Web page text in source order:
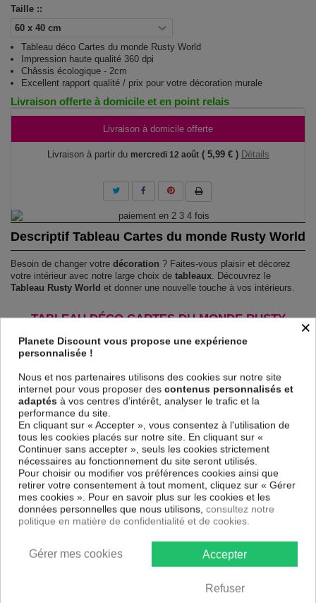
Taille ::
Tableau déco Cartes du monde Rusty World
Impression haute qualité 360 dpi
Châssis écologique - 2cm
Excellent rapport qualité / prix pour votre décoration murale
Livraison offerte à domicile et en point relais
Livraison à domicile offerte
Livraison à partir du mercredi 12 août ( 5,99 € ) Détails
Descriptif Tableau Cartes du monde Rusty World
Besoin de changer votre décoration ? Faites-vous plaisir et décorez
votre intérieur avec notre large choix de tableaux. Découvrez le
Tableau Rusty World et donner une nouvelle touche à vos intérieurs.
TABLEAU DÉCO CARTES DU MONDE RUSTY
Le Tableau Rusty World
parfaitement reproduits. Grâce à une impression jusqu'aux bords sur un
châssis fait de matériaux respectueux de l'environnement, vous pourrez
suspendre le tableau immédiatement sans avoir à l'encadrer.
Le Tableau Cartes du monde Rusty World
UV, inodore et 100 % sûr, parfait même pour la chambre à coucher et la
chambre des enfants.
Notre large choix de tableaux tendances et modernes constituent un
moyen simple et pas cher de donner une nouvelle touche à vos
intérieurs, il y en a pour tous les goût.
Descriptif technique
Matériaux MDF
×
Planete Discount vous propose une expérience
personnalisée !
Nous et nos partenaires utilisons des cookies sur notre site
internet pour vous proposer des contenus personnalisés et
adaptés à vos centres d’intérêt, analyser le trafic et la
performance du site.
En cliquant sur « Accepter », vous consentez à l'utilisation de
tous les cookies placés sur notre site. En cliquant sur «
Continuer sans accepter », seuls les cookies strictement
nécessaires au fonctionnement du site seront utilisés.
Pour choisir ou modifier vos préférences cookies ainsi que
retirer votre consentement à tout moment, cliquez sur « Gérer
mes cookies ». Pour en savoir plus sur les cookies et les
données personnelles que nous utilisons, consultez notre
politique en matière de confidentialité et de cookies.
Accepter
Refuser
Gérer mes cookies